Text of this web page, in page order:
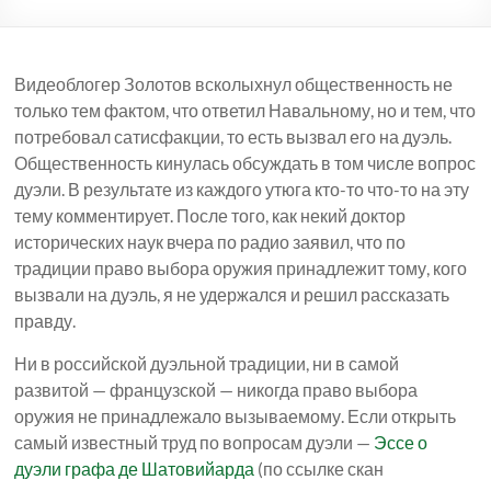
Видеоблогер Золотов всколыхнул общественность не
только тем фактом, что ответил Навальному, но и тем, что
потребовал сатисфакции, то есть вызвал его на дуэль.
Общественность кинулась обсуждать в том числе вопрос
дуэли. В результате из каждого утюга кто-то что-то на эту
тему комментирует. После того, как некий доктор
исторических наук вчера по радио заявил, что по
традиции право выбора оружия принадлежит тому, кого
вызвали на дуэль, я не удержался и решил рассказать
правду.
Ни в российской дуэльной традиции, ни в самой
развитой — французской — никогда право выбора
оружия не принадлежало вызываемому. Если открыть
самый известный труд по вопросам дуэли — Эссе о
дуэли графа де Шатовийарда (по ссылке скан